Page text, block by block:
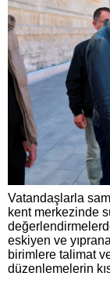
Vatandaşlarla
kent merkezinde
eskiyen ve
birimlere talimat
düzenlemelerin